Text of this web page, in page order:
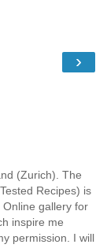
›
(Zurich). The
Recipes) is
gallery for
inspire me
permission. I will